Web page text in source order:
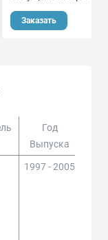
Заказать
Год
Выпуска
1997 - 2005